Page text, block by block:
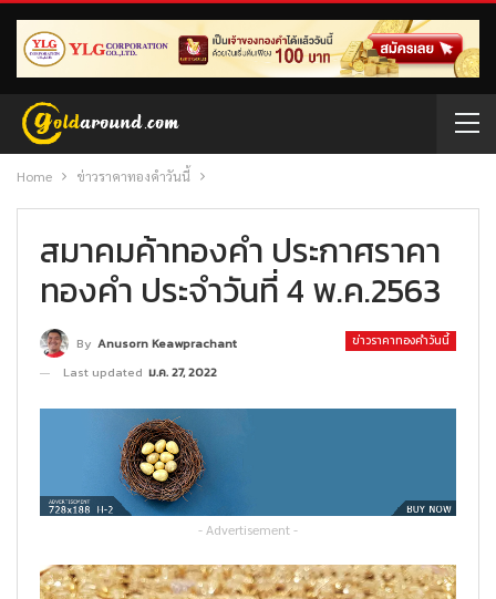
Home ข่าวราคาทองคำวันนี้
สมาคมค้าทองคำ ประกาศราคา
ทองคำ ประจำวันที่ 4 พ.ค.2563
ข่าวราคาทองคำวันนี้
By Anusorn Keawprachant
Last updated ม.ค. 27, 2022
- Advertisement -